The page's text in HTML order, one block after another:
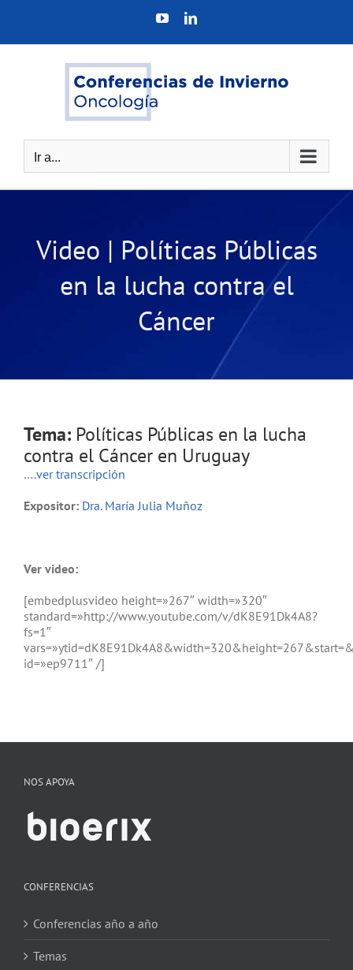
YouTubeLinkedIn
Ir a...
Video | Políticas Públicas
en la lucha contra el
Cáncer
Tema: Políticas Públicas en la lucha
contra el Cáncer en Uruguay
….ver transcripción
Expositor: Dra. María Julia Muñoz
Ver video:
[embedplusvideo height=»267″ width=»320″
standard=»http://www.youtube.com/v/dK8E91Dk4A8?
fs=1″
id=»ep9711″ /]
NOS APOYA
CONFERENCIAS
Conferencias año a año
Temas